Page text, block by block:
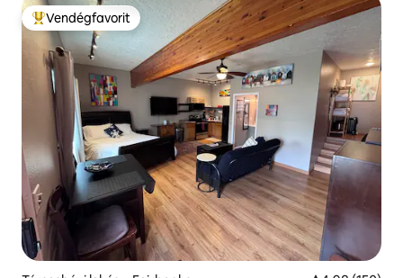
Kiemelt vendégfavorit
Vendégfavorit